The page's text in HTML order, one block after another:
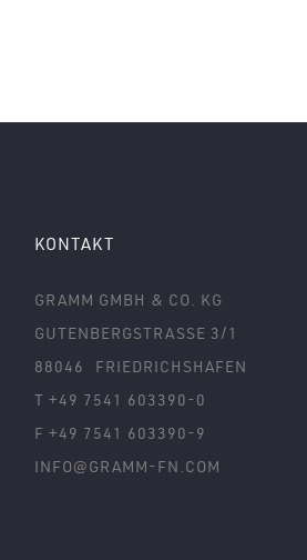
KONTAKT
GRAMM GMBH & CO. KG
GUTENBERGSTRASSE 3/1
88046
FRIEDRICHSHAFEN
T +49 7541 603390-0
F +49 7541 603390-9
INFO@GRAMM-FN.COM